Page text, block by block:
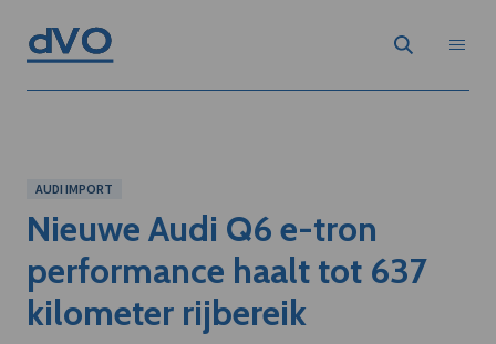
AUDI IMPORT
Nieuwe Audi Q6 e-tron
performance haalt tot 637
kilometer rijbereik